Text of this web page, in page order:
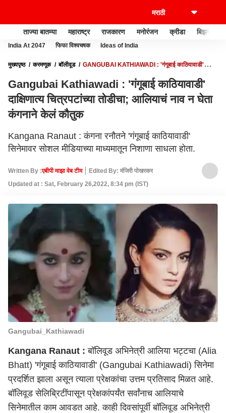
ताज्या बातम्या महाराष्ट्र राजकारण मनोरंजन क्रीडा बिझनेस
India At 2047 फिफा विश्वचषक Ideas of India
मुख्यपृष्ठ करमणूक बॉलीवूड
GANGUBAI KATHIAWADI : 'गंगूबाई काठियावाडी'
Gangubai Kathiawadi : 'गंगूबाई काठियावाडी'
दाक्षिणात्य चित्रपटांच्या तोडीचा; आलियाचं नाव न घेता
कंगनाने केलं कौतुक
Kangana Ranaut : कंगना रनौतने 'गंगूबाई काठियावाडी'
सिनेमावर सोशल मीडियाच्या माध्यमातून निशाणा साधला होता.
Written By :एबीपी माझा वेब टीम
Edited By: मंजिरी पोखरकर
Updated at : Sat, February 26,2022, 8:34 pm (IST)
Gangubai_Kathiawadi
Kangana Ranaut : बॉलिवूड अभिनेत्री आलिया भट्टचा (Alia
Bhatt) 'गंगूबाई काठियावाडी' (Gangubai Kathiawadi) सिनेमा
प्रदर्शित झाला असून त्याला प्रेक्षकांचा उत्तम प्रतिसाद मिळत आहे.
बॉलिवूड सेलिब्रिटींपासून प्रेक्षकांपर्यंत सर्वांनाच आलियाचे
सिनेमातील काम आवडत आहे. काही दिवसांपूर्वी बॉलिवूड अभिनेत्री